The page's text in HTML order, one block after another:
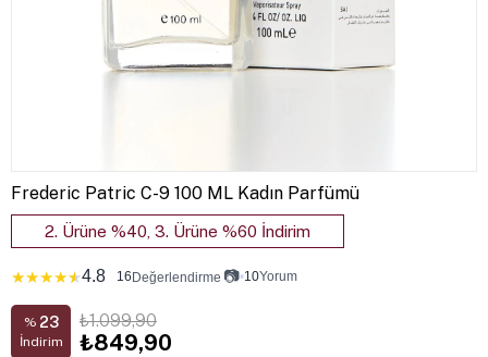
Frederic Patric C-9 100 ML Kadın Parfümü
2. Ürüne %40, 3. Ürüne %60 İndirim
★★★★★4.8 16 Değerlendirme 📷•10Yorum
% 23
İndirim
₺1.099,90
₺849,90